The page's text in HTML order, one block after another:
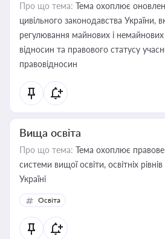
Про що тема: Тема охоплює
цивільного законодавства України,
регулювання майнових і
відносин та правового статусу
правовідносин
Вища освіта
Про що тема: Тема охоплює
системи вищої освіти, освітніх рівнів
Україні
Освіта